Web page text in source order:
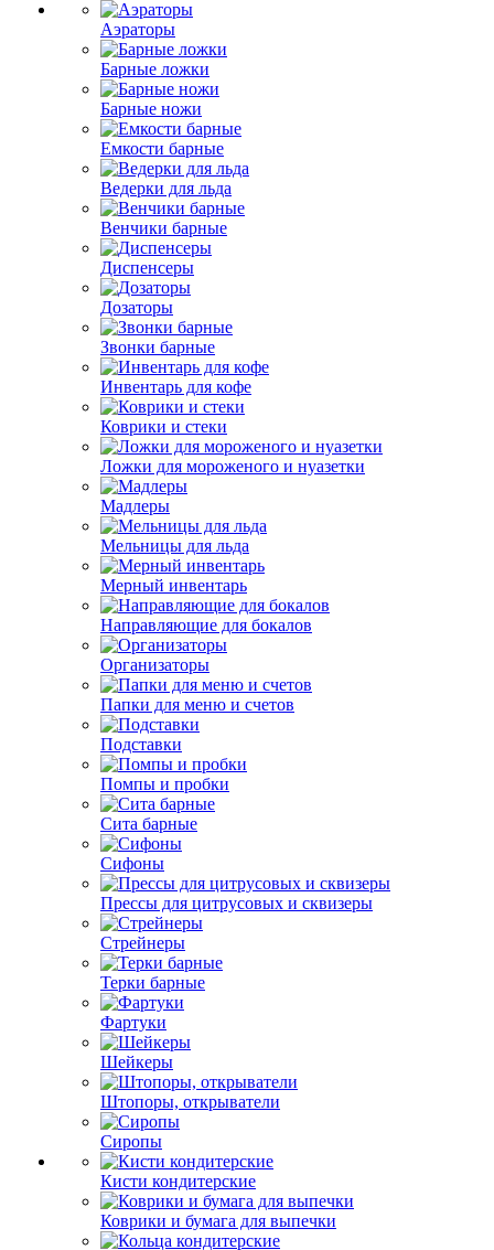
Аэраторы
Барные ложки
Барные ножи
Емкости барные
Ведерки для льда
Венчики барные
Диспенсеры
Дозаторы
Звонки барные
Инвентарь для кофе
Коврики и стеки
Ложки для мороженого и нуазетки
Мадлеры
Мельницы для льда
Мерный инвентарь
Направляющие для бокалов
Организаторы
Папки для меню и счетов
Подставки
Помпы и пробки
Сита барные
Сифоны
Прессы для цитрусовых и сквизеры
Стрейнеры
Терки барные
Фартуки
Шейкеры
Штопоры, открыватели
Сиропы
Кисти кондитерские
Коврики и бумага для выпечки